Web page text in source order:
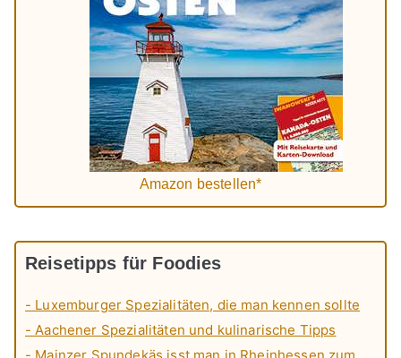
Amazon bestellen*
Reisetipps für Foodies
- Luxemburger Spezialitäten, die man kennen sollte
- Aachener Spezialitäten und kulinarische Tipps